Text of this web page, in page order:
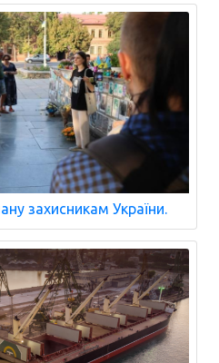
захисникам України.